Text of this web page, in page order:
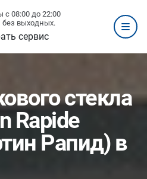
с 08:00 до 22:00
без выходных.
сервис
стекла
Rapide
Рапид) в